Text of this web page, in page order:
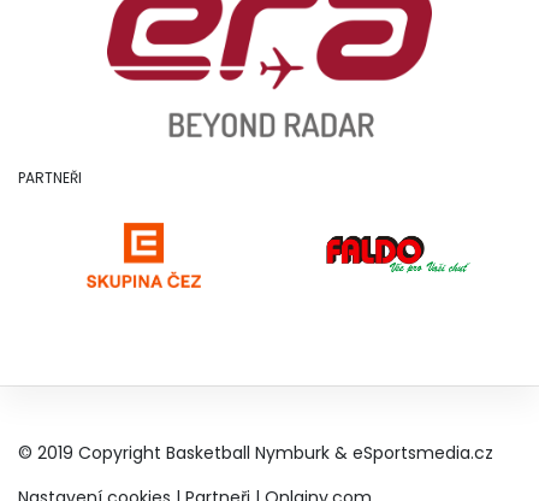
PARTNEŘI
© 2019 Copyright Basketball Nymburk & eSportsmedia.cz